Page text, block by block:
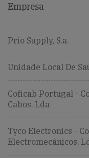
Empresa
Prio Supply, S.a.
Unidade Local De
Coficab Portugal -
Cabos, Lda
Tyco Electronics -
Electromecânicos,